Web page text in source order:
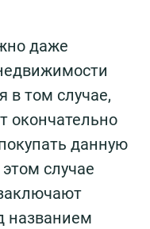
даже
в том случае,
окончательно
данную
случае
названием